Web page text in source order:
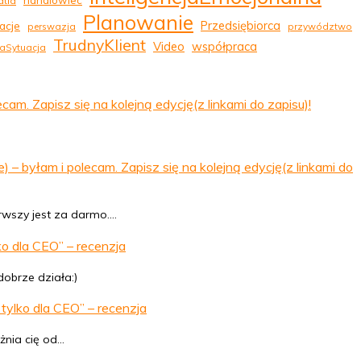
perswazja Planowanie Przedsiębiorca
przywództwo
TrudnyKlient Video współpraca
Zapisz się na kolejną edycję(z linkami do zapisu)!
byłam i polecam. Zapisz się na kolejną edycję(z linkami do
jest za darmo.…
dla CEO” – recenzja
działa:)
dla CEO” – recenzja
cię od…